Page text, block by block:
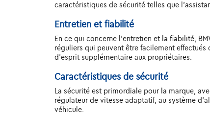
caractéristiques de sécurité telles que
Entretien et fiabilité
En ce qui concerne l'entretien et la fiabilité,
réguliers qui peuvent être facilement
d'esprit supplémentaire aux propriétaires.
Caractéristiques de sécurité
La sécurité est primordiale pour la marque,
régulateur de vitesse adaptatif, au système
véhicule.